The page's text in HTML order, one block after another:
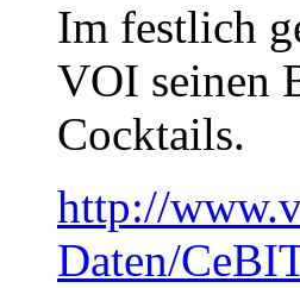
Im festlich
VOI seinen
Cocktails.
http://
Daten/